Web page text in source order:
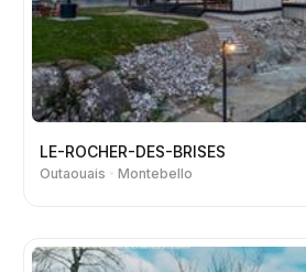
LE-ROCHER-DES-BRISES
Outaouais Montebello